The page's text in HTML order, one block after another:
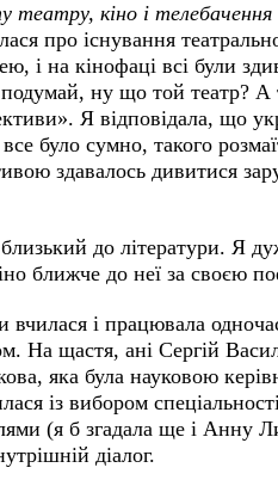
театру, кіно і
про існування
і на кінофаці всі були
ну що той театр? А
Я відповідала, що
було сумно, такого
здавалось дивитися
до літератури. Я
ближче до неї за своєю
вчилася і працювала
На щастя, ані Сергій
яка була науковою
із вибором
(я б згадала ще і Анну
діалог.